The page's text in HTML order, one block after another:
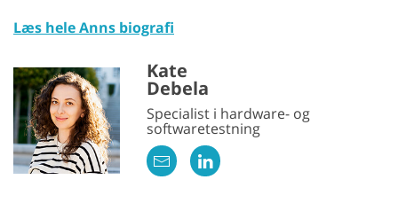
Læs hele Anns biografi
Kate
Debela
Specialist i hardware- og
softwaretestning